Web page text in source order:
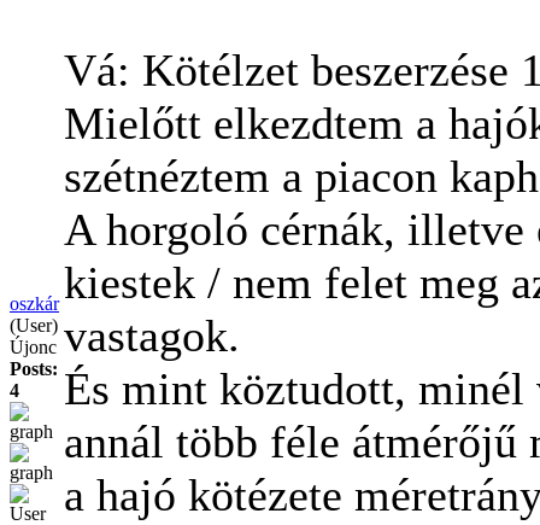
oszkár
(User)
Újonc
Posts:
4
Vá: Kötélzet beszerzése
Mielőtt elkezdtem a
szétnéztem a piacon
A horgoló cérnák, illetve
kiestek / nem felet meg
vastagok.
És mint köztudott, minél
annál több féle átmérőjű
a hajó kötézete